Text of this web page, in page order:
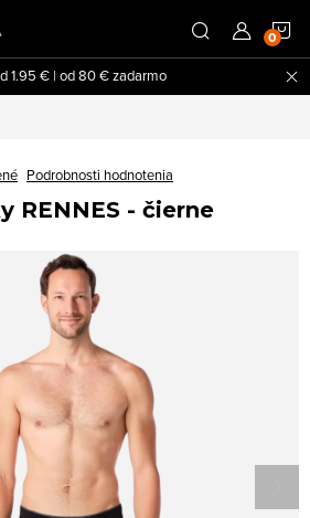
1.95 € | od 80 € zadarmo
Podrobnosti hodnotenia
RENNES - čierne